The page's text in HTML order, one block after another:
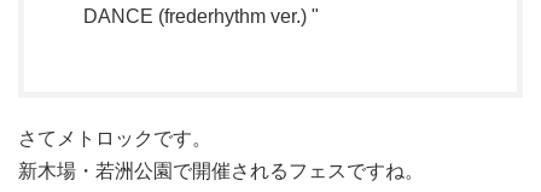
DANCE (frederhythm ver.) "
さてメトロックです。
新木場・若洲公園で開催されるフェスですね。